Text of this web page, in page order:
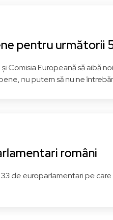
Democraților
Vezi pagina
pentru următorii
Comisia Europeană să aibă
nu putem să nu ne
români
de europarlamentari pe